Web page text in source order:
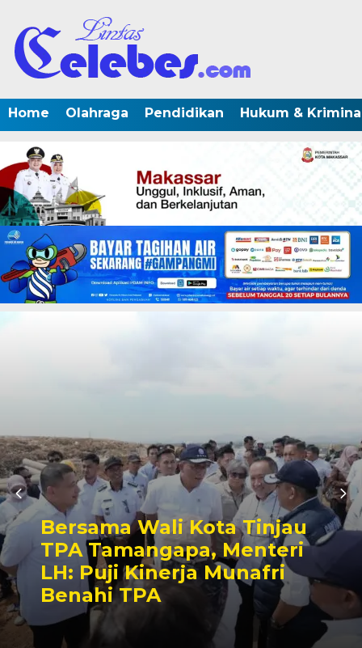
Home Olahraga Pendidikan Hukum &
Kominfo Makassar
Perkenalkan Lontara+ dan
MARVEC kepada Peserta
Australia Awards sebagai
Praktik Baik Transformasi
Digital